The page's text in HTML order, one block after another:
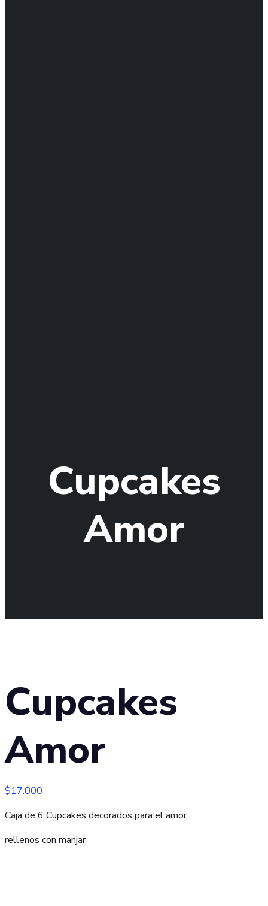
Cupcakes
Amor
Cupcakes
Amor
$17.000
Caja de 6 Cupcakes decorados para el amor
rellenos con manjar